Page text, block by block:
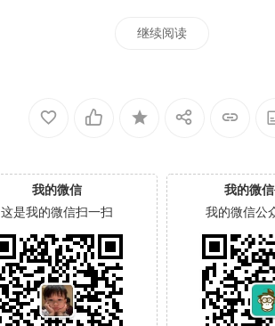
继续阅读
我的微信
这是我的微信扫一扫
我的微
我的微信公